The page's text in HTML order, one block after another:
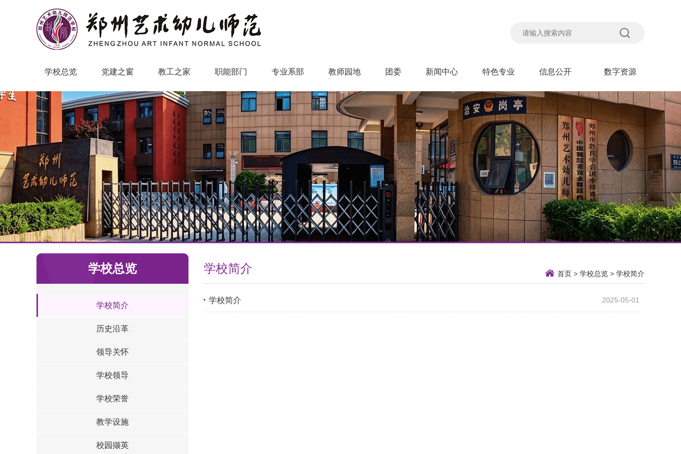
学校总览 党建之窗 教工之家 职能部门 专业系部 教师园地 团委 新闻中心 特色专业 信息公开 数字资源
学校总览
学校简介
历史沿革
领导关怀
学校领导
学校荣誉
教学设施
校园撷英
学校简介 首页 > 学校总览 > 学校简介
学校简介 2025-05-01